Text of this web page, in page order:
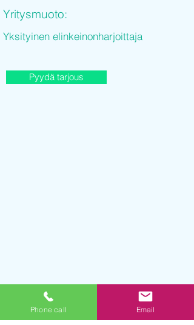
Yritysmuoto:
Yksityinen elinkeinonharjoittaja
Pyydä tarjous
Phone call Email